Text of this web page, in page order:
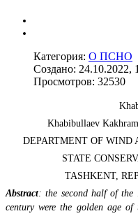
Категория: О ПСНО
Создано: 24.10.2022,
Просмотров: 32530
Khabibullaev
DEPARTMENT OF WIND
STATE
TASHKENT,
Abstract: the second half of
century were the golden age